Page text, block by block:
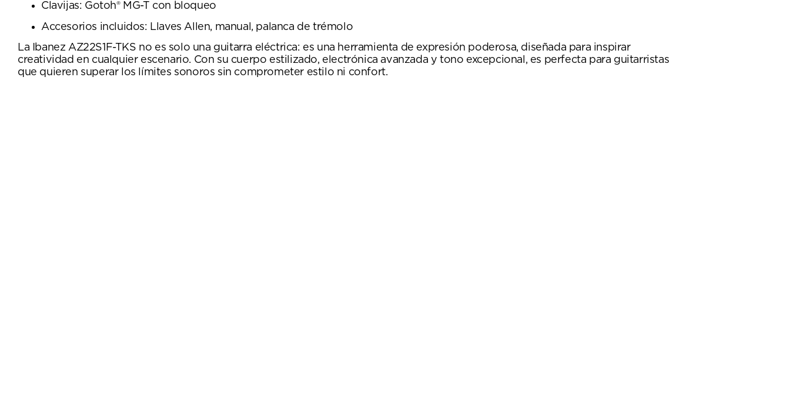
Clavijas: Gotoh® MG-T con bloqueo
Accesorios incluidos: Llaves Allen, manual, palanca de trémolo
La Ibanez AZ22S1F-TKS no es solo una guitarra eléctrica: es una herramienta de expresión poderosa, diseñada para inspirar
creatividad en cualquier escenario. Con su cuerpo estilizado, electrónica avanzada y tono excepcional, es perfecta para guitarristas
que quieren superar los límites sonoros sin comprometer estilo ni confort.